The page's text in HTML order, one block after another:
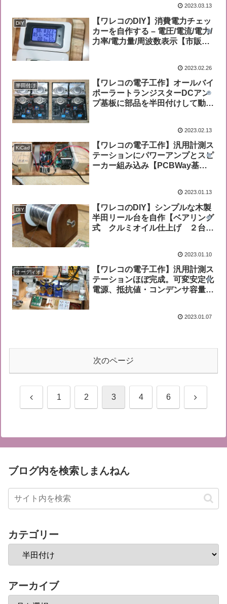
2023.03.13
DIY
【ワレコのDIY】消費電力チェッ
カーを自作する – 電圧/電流/電力/
力率/電力量/周波数表示【市販ワ
2023.02.26
半田付け
【ワレコの電子工作】オールバイ
ポーラートランジスターDCアン
プ基板に部品を半田付けして動作
2023.02.13
KiCad
【ワレコの電子工作】汎用計測ス
テーションにパワーアンプとスピ
ーカー組み込み【PCBWay基板
2023.01.13
DIY
【ワレコのDIY】シンプルな木製
半田リール台を自作【ベアリング
式 クルミオイル仕上げ ２台製
2023.01.10
オーディオ
【ワレコの電子工作】汎用計測ス
テーションほぼ完成。可変安定化
電源、抵抗値・コンデンサ容量計
2023.01.07
次のページ
前 1 2 3 4 6 次
ブログ内を検索しまんねん
カテゴリー
アーカイブ